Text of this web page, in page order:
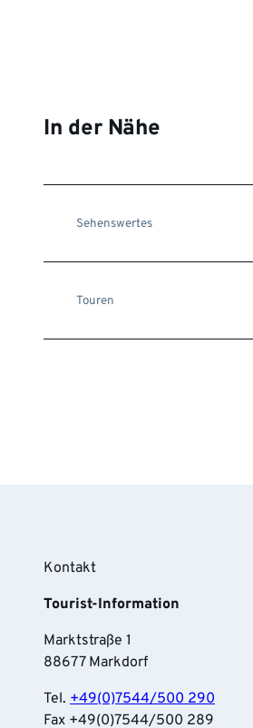
In der Nähe
Sehenswertes
Touren
Kontakt
Tourist-Information
Marktstraße 1
88677 Markdorf
Tel. +49(0)7544/500 290
Fax +49(0)7544/500 289